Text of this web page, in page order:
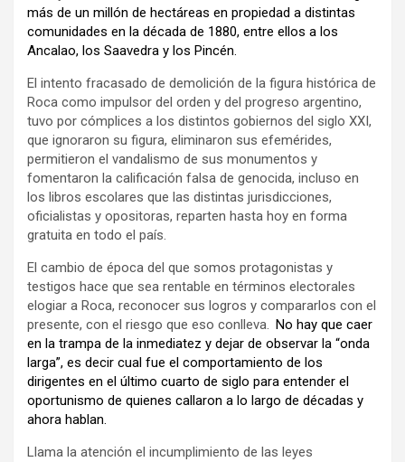
más de un millón de hectáreas en propiedad a distintas
comunidades en la década de 1880, entre ellos a los
Ancalao, los Saavedra y los Pincén.
El intento fracasado de demolición de la figura histórica de
Roca como impulsor del orden y del progreso argentino,
tuvo por cómplices a los distintos gobiernos del siglo XXI,
que ignoraron su figura, eliminaron sus efemérides,
permitieron el vandalismo de sus monumentos y
fomentaron la calificación falsa de genocida, incluso en
los libros escolares que las distintas jurisdicciones,
oficialistas y opositoras, reparten hasta hoy en forma
gratuita en todo el país.
El cambio de época del que somos protagonistas y
testigos hace que sea rentable en términos electorales
elogiar a Roca, reconocer sus logros y compararlos con el
presente, con el riesgo que eso conlleva. No hay que caer
en la trampa de la inmediatez y dejar de observar la “onda
larga”, es decir cual fue el comportamiento de los
dirigentes en el último cuarto de siglo para entender el
oportunismo de quienes callaron a lo largo de décadas y
ahora hablan.
Llama la atención el incumplimiento de las leyes